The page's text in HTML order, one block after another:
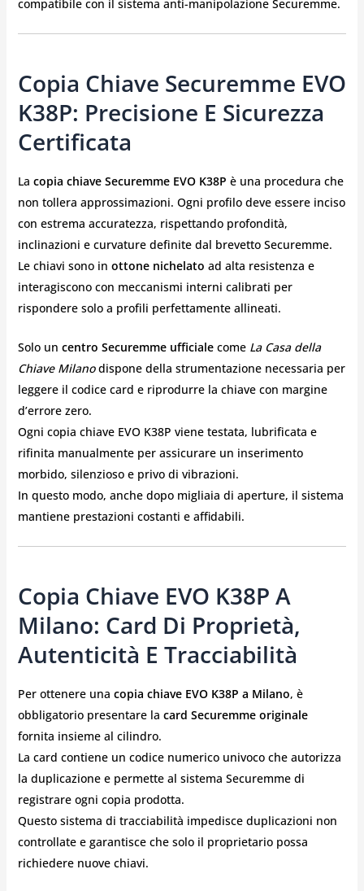
compatibile con il sistema anti-manipolazione Securemme.
Copia Chiave Securemme EVO
K38P: Precisione E Sicurezza
Certificata
La copia chiave Securemme EVO K38P è una procedura che
non tollera approssimazioni. Ogni profilo deve essere inciso
con estrema accuratezza, rispettando profondità,
inclinazioni e curvature definite dal brevetto Securemme.
Le chiavi sono in ottone nichelato ad alta resistenza e
interagiscono con meccanismi interni calibrati per
rispondere solo a profili perfettamente allineati.
Solo un centro Securemme ufficialecome La Casa della
Chiave Milanodispone della strumentazione necessaria per
leggere il codice card e riprodurre la chiave con margine
d’errore zero.
Ogni copia chiave EVO K38P viene testata, lubrificata e
rifinita manualmente per assicurare un inserimento
morbido, silenzioso e privo di vibrazioni.
In questo modo, anche dopo migliaia di aperture, il sistema
mantiene prestazioni costanti e affidabili.
Copia Chiave EVO K38P A
Milano: Card Di Proprietà,
Autenticità E Tracciabilità
Per ottenere una copia chiave EVO K38P a Milano, è
obbligatorio presentare la card Securemme originale
fornita insieme al cilindro.
La card contiene un codice numerico univoco che autorizza
la duplicazione e permette al sistema Securemme di
registrare ogni copia prodotta.
Questo sistema di tracciabilità impedisce duplicazioni non
controllate e garantisce che solo il proprietario possa
richiedere nuove chiavi.